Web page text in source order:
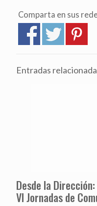
Comparta en sus
Entradas
Desde la
VI Jornadas de